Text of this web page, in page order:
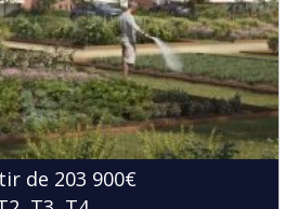
de 203 900€